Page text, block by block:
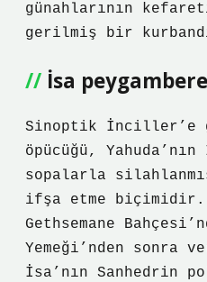
günahlarının
gerilmiş bir
İsa
Sinoptik İnciller’e
öpücüğü,
sopalarla
ifşa etme biçimidir.
Gethsemane
Yemeği’nden sonra
İsa’nın Sanhedrin